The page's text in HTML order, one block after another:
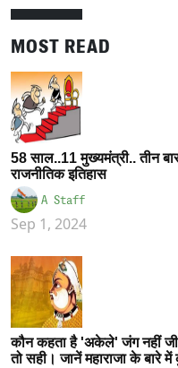
MOST READ
58 साल..11 मुख्यमंत्री.. तीन
राजनीतिक इतिहास
A Staff
Sep 1, 2024
कौन कहता है 'अकेले' जंग नहीं
तो सही। जानें महाराजा के बारे